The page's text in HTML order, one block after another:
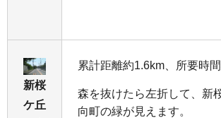
新桜
ケ丘
累計距離約1.6km、所要時
森を抜けたら左折して、新
向町の緑が見えます。